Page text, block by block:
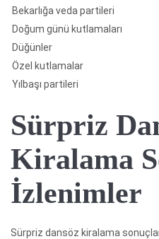
Bekarlığa veda partileri
Doğum günü kutlamaları
Düğünler
Özel kutlamalar
Yılbaşı partileri
Sürpriz
Kiralama
İzlenimler
Sürpriz dansöz kiralama